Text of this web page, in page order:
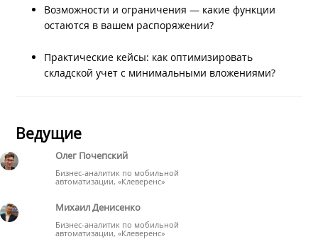
Возможности и ограничения — какие функции
остаются в вашем распоряжении?
Практические кейсы: как оптимизировать
складской учет с минимальными вложениями?
Ведущие
Олег Почепский
Бизнес-аналитик по мобильной
автоматизации, «Клеверенс»
Михаил Денисенко
Бизнес-аналитик по мобильной
автоматизации, «Клеверенс»